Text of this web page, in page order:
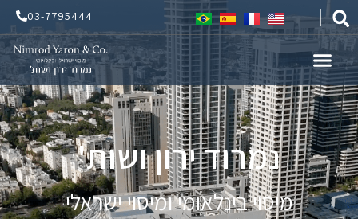
דילוג
לתוכן
03-7795444
נמרוד ירון ושות'
מיסוי בינלאומי ומיסוי ישראלי